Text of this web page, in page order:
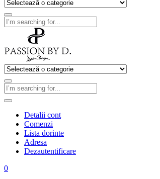
Detalii cont
Comenzi
Lista dorinte
Adresa
Dezautentificare
0